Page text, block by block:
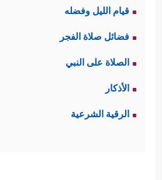
قيام الليل وفضله
فضائل صلاة الفجر
الصلاة على النبي
الأذكار
الرقية الشرعية